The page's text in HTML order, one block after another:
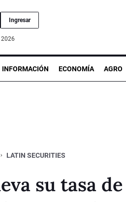
Ingresar
2026
INFORMACIÓN ECONOMÍA AGRO
LATIN SECURITIES
su tasa